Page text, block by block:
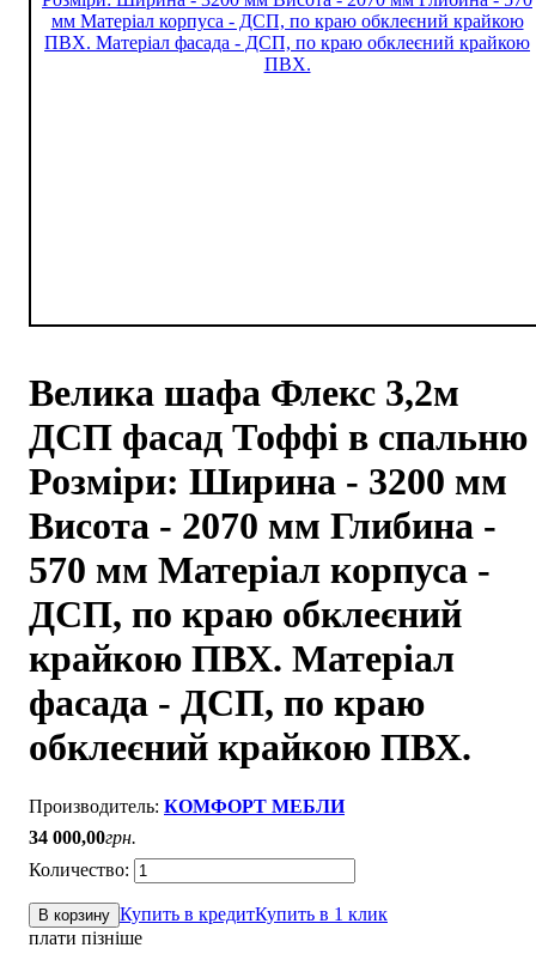
Велика шафа Флекс 3,2м
ДСП фасад Тоффі в спальню
Розміри: Ширина - 3200 мм
Висота - 2070 мм Глибина -
570 мм Матеріал корпуса -
ДСП, по краю обклеєний
крайкою ПВХ. Матеріал
фасада - ДСП, по краю
обклеєний крайкою ПВХ.
КОМФОРТ МЕБЛИ
34 000,00грн.
В корзину Купить в кредитКупить в 1 клик
плати пізніше